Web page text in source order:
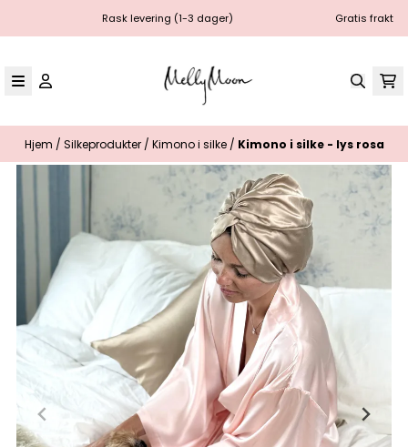
Hopp til innholdRask levering (1-3 dager) Gratis frakt
Hjem / Silkeprodukter / Kimono i silke / Kimono i silke - lys rosa